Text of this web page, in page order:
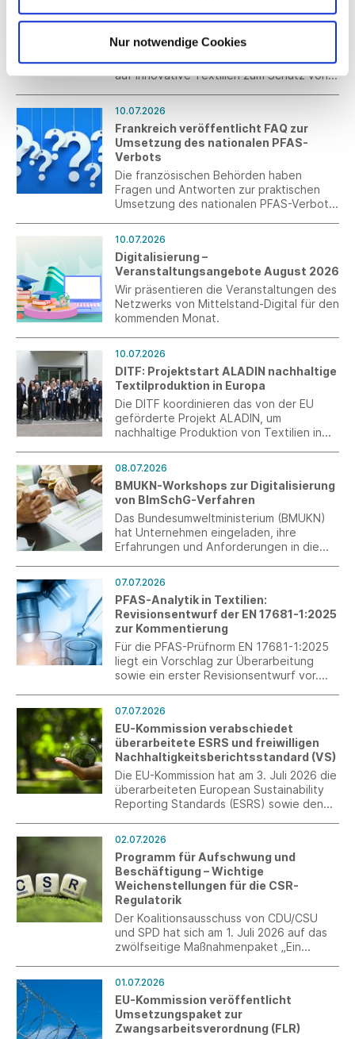
Nur notwendige Cookies
Hightech-Textilien sind Gamechanger
Südwesttextil begrüßt politische
Vorstöße zum Hitzeschutz und verweist
auf innovative Textilien zum Schutz von
10.07.2026
Frankreich veröffentlicht FAQ zur
Umsetzung des nationalen PFAS-
Verbots
Die französischen Behörden haben
Fragen und Antworten zur praktischen
Umsetzung des nationalen PFAS-Verbots
Grenzwerte, analytische Fragen,
Ausnahmen für Recyclingmaterialien
sowie den Umgang mit Lagerbeständen.
10.07.2026
Digitalisierung –
Veranstaltungsangebote August 2026
Wir präsentieren die Veranstaltungen des
Netzwerks von Mittelstand-Digital für den
kommenden Monat.
10.07.2026
DITF: Projektstart ALADIN nachhaltige
Textilproduktion in Europa
Die DITF koordinieren das von der EU
geförderte Projekt ALADIN, um
nachhaltige Produktion von Textilien in
08.07.2026
BMUKN-Workshops zur Digitalisierung
von BImSchG-Verfahren
Das Bundesumweltministerium (BMUKN)
hat Unternehmen eingeladen, ihre
Erfahrungen und Anforderungen in die
07.07.2026
PFAS-Analytik in Textilien:
Revisionsentwurf der EN 17681-1:2025
zur Kommentierung
Für die PFAS-Prüfnorm EN 17681-1:2025
liegt ein Vorschlag zur Überarbeitung
sowie ein erster Revisionsentwurf vor.
und praktische Erfahrungen in den
Normungsprozess einbringen.
Rückmeldungen sind bis zum 10. August
2026 möglich.
07.07.2026
EU-Kommission verabschiedet
überarbeitete ESRS und freiwilligen
Nachhaltigkeitsberichtsstandard (VS)
Die EU-Kommission hat am 3. Juli 2026 die
überarbeiteten European Sustainability
Reporting Standards (ESRS) sowie den
verabschiedet.
02.07.2026
Programm für Aufschwung und
Beschäftigung – Wichtige
Weichenstellungen für die CSR-
Regulatorik
Der Koalitionsausschuss von CDU/CSU
und SPD hat sich am 1. Juli 2026 auf das
zwölfseitige Maßnahmenpaket „Ein
Beschlüsse betreffen auch den Bereich
CSR und die nachhaltige
Unternehmensverantwortung.
01.07.2026
EU-Kommission veröffentlicht
Umsetzungspaket zur
Zwangsarbeitsverordnung (FLR)